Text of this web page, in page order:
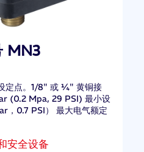
MN3
定点。1/8" 或 ¼" 黄铜接
(0.2 Mpa, 29 PSI) 最小设
，0.7 PSI） 最大电气额定
安全设备